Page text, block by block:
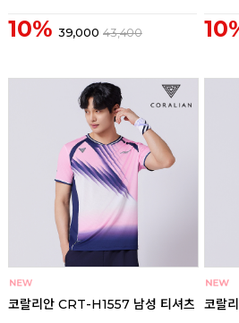
10% 39,000 43,400
코랄리안 CRT-H1557 남성 티셔츠 코랄